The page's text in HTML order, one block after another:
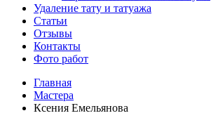
Удаление тату и татуажа
Статьи
Отзывы
Контакты
Фото работ
Главная
Мастера
Ксения Емельянова